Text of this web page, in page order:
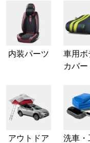
内装パーツ
車用ボ
カバー
アウトドア
洗車・